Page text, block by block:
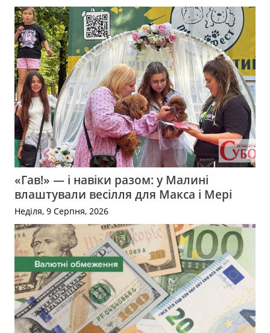
«Гав!» — і навіки разом: у Малині
влаштували весілля для Макса і Мері
Неділя, 9 Серпня, 2026